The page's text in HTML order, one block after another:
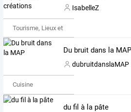
IsabelleZ
Tourisme, Lieux et Événements
Du bruit dans la MAP
dubruitdanslaMAP
Cuisine
du fil à la pâte